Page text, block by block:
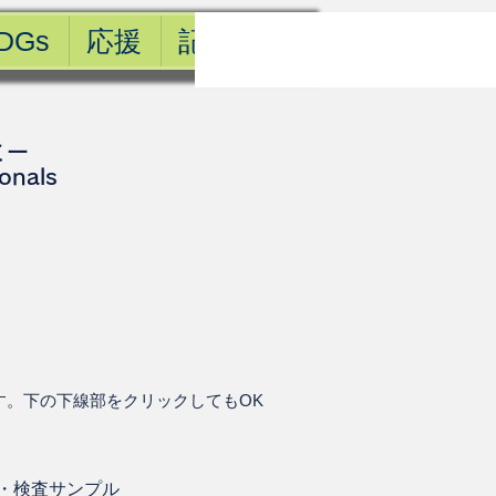
応援 記事一覧
ー
下の下線部をクリックしてもOK
検査サンプル